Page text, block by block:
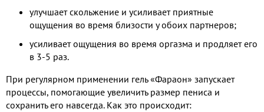
улучшает скольжение и усиливает приятные
ощущения во время близости у обоих партнеров;
усиливает ощущения во время оргазма и продляет его
в 3-5 раз.
При регулярном применении гель «Фараон» запускает
процессы, помогающие увеличить размер пениса и
сохранить его навсегда. Как это происходит: